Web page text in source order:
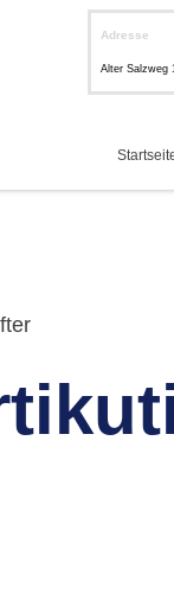
Adresse
Alter Salzweg